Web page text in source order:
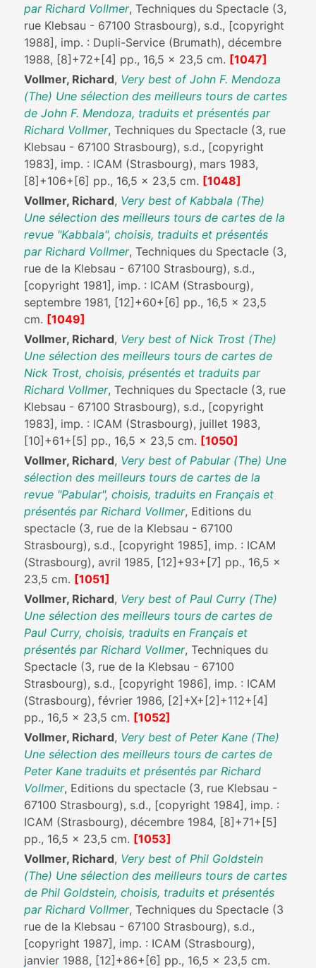
par Richard Vollmer, Techniques du Spectacle (3,
rue Klebsau - 67100 Strasbourg), s.d., [copyright
1988], imp. : Dupli-Service (Brumath), décembre
1988, [8]+72+[4] pp., 16,5 x 23,5 cm. [1047]
Vollmer, Richard, Very best of John F. Mendoza
(The) Une sélection des meilleurs tours de cartes
de John F. Mendoza, traduits et présentés par
Richard Vollmer, Techniques du Spectacle (3, rue
Klebsau - 67100 Strasbourg), s.d., [copyright
1983], imp. : ICAM (Strasbourg), mars 1983,
[8]+106+[6] pp., 16,5 x 23,5 cm. [1048]
Vollmer, Richard, Very best of Kabbala (The)
Une sélection des meilleurs tours de cartes de la
revue "Kabbala", choisis, traduits et présentés
par Richard Vollmer, Techniques du Spectacle (3,
rue de la Klebsau - 67100 Strasbourg), s.d.,
[copyright 1981], imp. : ICAM (Strasbourg),
septembre 1981, [12]+60+[6] pp., 16,5 x 23,5
cm. [1049]
Vollmer, Richard, Very best of Nick Trost (The)
Une sélection des meilleurs tours de cartes de
Nick Trost, choisis, présentés et traduits par
Richard Vollmer, Techniques du Spectacle (3, rue
Klebsau - 67100 Strasbourg), s.d., [copyright
1983], imp. : ICAM (Strasbourg), juillet 1983,
[10]+61+[5] pp., 16,5 x 23,5 cm. [1050]
Vollmer, Richard, Very best of Pabular (The) Une
sélection des meilleurs tours de cartes de la
revue "Pabular", choisis, traduits en Français et
présentés par Richard Vollmer, Editions du
spectacle (3, rue de la Klebsau - 67100
Strasbourg), s.d., [copyright 1985], imp. : ICAM
(Strasbourg), avril 1985, [12]+93+[7] pp., 16,5 x
23,5 cm. [1051]
Vollmer, Richard, Very best of Paul Curry (The)
Une sélection des meilleurs tours de cartes de
Paul Curry, choisis, traduits en Français et
présentés par Richard Vollmer, Techniques du
Spectacle (3, rue de la Klebsau - 67100
Strasbourg), s.d., [copyright 1986], imp. : ICAM
(Strasbourg), février 1986, [2]+X+[2]+112+[4]
pp., 16,5 x 23,5 cm. [1052]
Vollmer, Richard, Very best of Peter Kane (The)
Une sélection des meilleurs tours de cartes de
Peter Kane traduits et présentés par Richard
Vollmer, Editions du spectacle (3, rue Klebsau -
67100 Strasbourg), s.d., [copyright 1984], imp. :
ICAM (Strasbourg), décembre 1984, [8]+71+[5]
pp., 16,5 x 23,5 cm. [1053]
Vollmer, Richard, Very best of Phil Goldstein
(The) Une sélection des meilleurs tours de cartes
de Phil Goldstein, choisis, traduits et présentés
par Richard Vollmer, Techniques du Spectacle (3
rue de la Klebsau - 67100 Strasbourg), s.d.,
[copyright 1987], imp. : ICAM (Strasbourg),
janvier 1988, [12]+86+[6] pp., 16,5 x 23,5 cm.